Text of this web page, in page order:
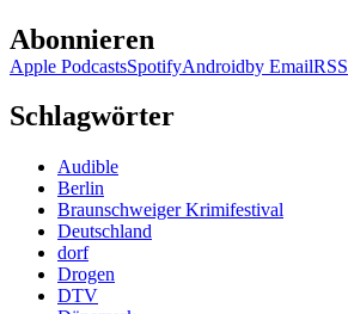
Abonnieren
Apple PodcastsSpotifyAndroidby EmailRSS
Schlagwörter
Audible
Berlin
Braunschweiger Krimifestival
Deutschland
dorf
Drogen
DTV